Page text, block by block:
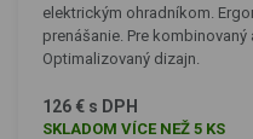
elektrickým ohradníkom.
prenášanie. Pre
Optimalizovaný dizajn.
126 € s DPH
SKLADOM VÍCE NEŽ 5 KS